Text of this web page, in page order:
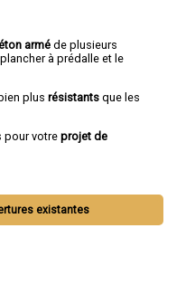
arméde plusieurs
à prédalle et le
plus résistants que les
pour votre projet de
existantes